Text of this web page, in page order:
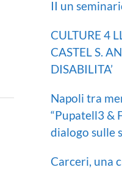
II un
CULTURE 4
CASTEL S.
DISABILITA’
Napoli tra
“Pupatell3 &
dialogo sulle
Carceri, una